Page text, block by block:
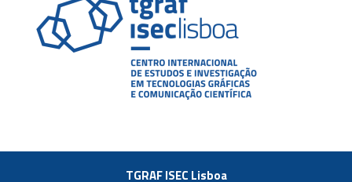
TGRAF ISEC Lisboa